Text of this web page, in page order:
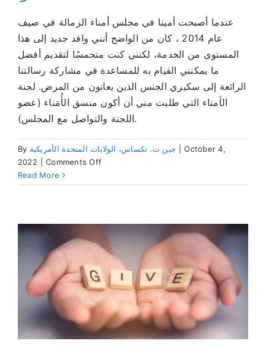
عندما أصبحت أمينا في مجلس أمناء الزمالة في صيف
عام 2014 ، كان من الواضح أنني وافد جديد إلى هذا
المستوى من الخدمة، لكنني كنت متحمسًا لتقديم أفضل
ما يمكنني القيام به للمساعدة في مشاركة رسالتنا
الرائعة إلى سكيري الجنس الذين يعانون من المرض. لجنة
الأمناء التي طلبت مني أن أكون منسق الأُمَناء (عضو
اللجنة والتواصل مع المجلس).
By جين ت. تكساس، الولايات المتحدة الأمريكية
October 4,
2022
Comments Offon
مع
إعطاؤه
عن
خاطر
كبيرِ
Read More